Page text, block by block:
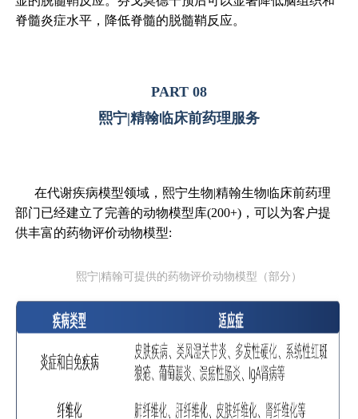
脊髓炎症水平，降低脊髓的脱髓鞘反应。
PART 08
熙宁|精翰临床前药理服务
在代谢疾病模型领域，熙宁生物|精翰生物临床前药理
部门已经建立了完善的动物模型库(200+)，可以为客户提
供丰富的药物评价动物模型:
熙宁|精翰可提供的药物评价动物模型（部分）